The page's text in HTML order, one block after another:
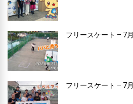
フリースケート – 7
フリースケート – 7